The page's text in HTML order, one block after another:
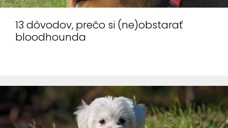
13 dôvodov, prečo si (ne)obstarať
bloodhounda